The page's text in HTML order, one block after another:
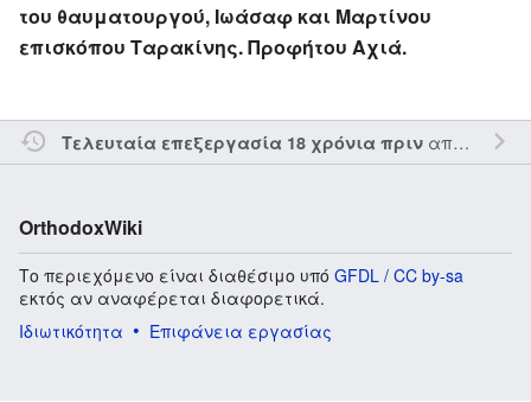
του θαυματουργού, Ιωάσαφ και Μαρτίνου
επισκόπου Ταρακίνης. Προφήτου Αχιά.
Τελευταία επεξεργασία 18 χρόνια πριναπό τον την
OrthodoxWiki
Το περιεχόμενο είναι διαθέσιμο υπό GFDL / CC by-sa
εκτός αν αναφέρεται διαφορετικά.
Ιδιωτικότητα
Επιφάνεια εργασίας